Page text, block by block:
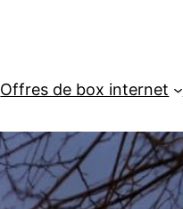
Offres de box internet